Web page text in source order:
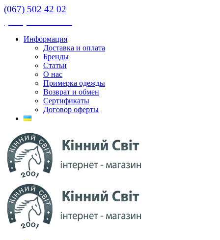
(067) 502 42 02
Информация
Доставка и оплата
Бренды
Статьи
О нас
Примерка одежды
Возврат и обмен
Сертификаты
Договор оферты